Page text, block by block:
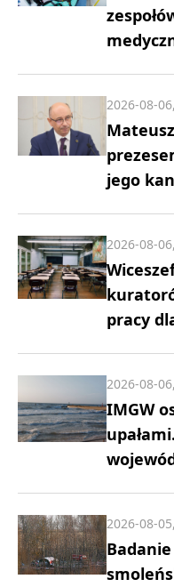
jego
2026-08-
pracy
2026-08-
IMGW
2026-08-
2026-08-